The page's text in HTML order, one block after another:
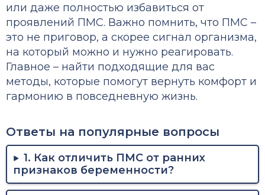
или даже полностью избавиться от
проявлений ПМС. Важно помнить, что ПМС –
это не приговор, а скорее сигнал организма,
на который можно и нужно реагировать.
Главное – найти подходящие для вас
методы, которые помогут вернуть комфорт и
гармонию в повседневную жизнь.
Ответы на популярные вопросы
1. Как отличить ПМС от ранних
признаков беременности?